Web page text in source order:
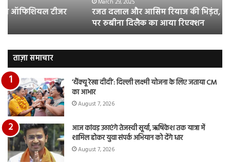
सामने
बहस
रुबीना
दिलैक
का
आया
रिएक्शन
रजत दलाल और आसिम रियाज की भिड़ंत, सबके सामने हुई बहस
पर रुबीना दिलैक का आया रिएक्शन
ताज़ा समाचार
‘थैंक्यू रेखा दीदी’: दिल्ली लक्ष्मी योजना के लिए जताया CM
का आभार
August 7, 2026
आज कांवड़ उठाएंगे तेजस्वी सूर्या, ऋषिकेश तक यात्रा में
शामिल होकर युवा संपर्क अभियान को देंगे धार
August 7, 2026